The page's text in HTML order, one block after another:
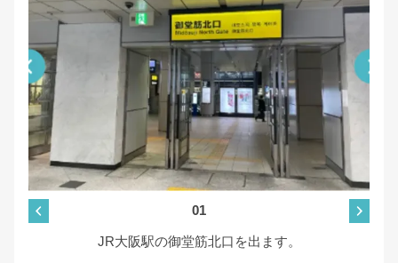
01
JR大阪駅の御堂筋北口を出ます。